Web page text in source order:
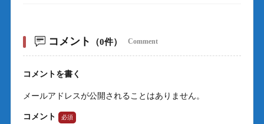
コメント （0件） Comment
コメントを書く
メールアドレスが公開されることはありません。
コメント